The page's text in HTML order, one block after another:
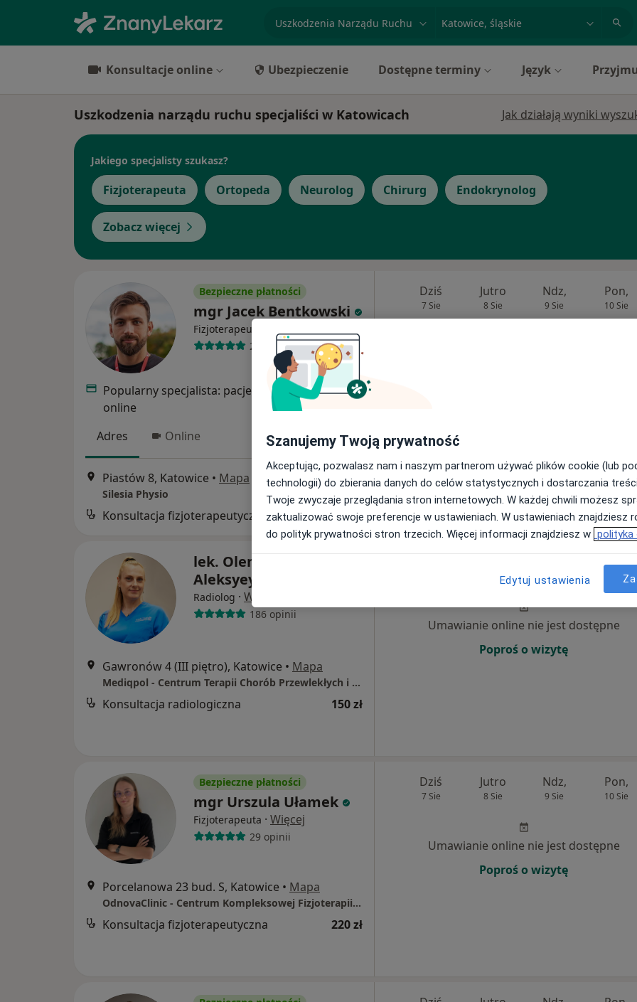
miasto lub dzielnica
Konsultacje online Ubezpieczenie Dostępne terminy Język
Uszkodzenia narządu ruchu specjaliści w Katowicach Jak działają wyniki
Jakiego specjalisty szukasz?
Fizjoterapeuta Ortopeda Neurolog Chirurg Endokrynolog
Zobacz więcej
Bezpieczne płatności
mgr Jacek Bentkowski
Fizjoterapeuta
284 opinie
Popularny specjalista: pacjenci chętnie płacą
online
Adres
Online
Piastów 8, Katowice • Mapa
Silesia Physio
Konsultacja fizjoterapeutyczna (pierwsza wizyta) 200 zł
Dziś
7 Sie
Jutro
8 Sie
Ndz,
9 Sie
Pon,
10 Sie
lek. Olena
Aleksyeyenko
Radiolog · Więcej
186 opinii
Gawronów 4 (III piętro), Katowice • Mapa
Mediqpol - Centrum Terapii Chorób Przewlekłych i Chirurgii Wielospecjalistycznej
Konsultacja radiologiczna 150 zł
8 Sie 9 Sie
Pon,
10 Sie
Umawianie online nie jest dostępne
Poproś o wizytę
Bezpieczne płatności
mgr Urszula Ułamek
Fizjoterapeuta · Więcej
29 opinii
Porcelanowa 23 bud. S, Katowice • Mapa
OdnovaClinic - Centrum Kompleksowej Fizjoterapii i Rehabilitacji
Konsultacja fizjoterapeutyczna 220 zł
Dziś
7 Sie
Jutro
8 Sie
Ndz,
9 Sie
Pon,
10 Sie
Umawianie online nie jest dostępne
Poproś o wizytę
Szanujemy Twoją prywatność
Akceptując, pozwalasz nam i naszym partnerom używać plików cookie (lub
technologii) do zbierania danych do celów statystycznych i dostarczania
Twoje zwyczaje przeglądania stron internetowych. W każdej chwili możesz
zaktualizować swoje preferencje w ustawieniach. W ustawieniach znajdziesz
do polityk prywatności stron trzecich. Więcej informacji znajdziesz w polityka
Edytuj ustawienia